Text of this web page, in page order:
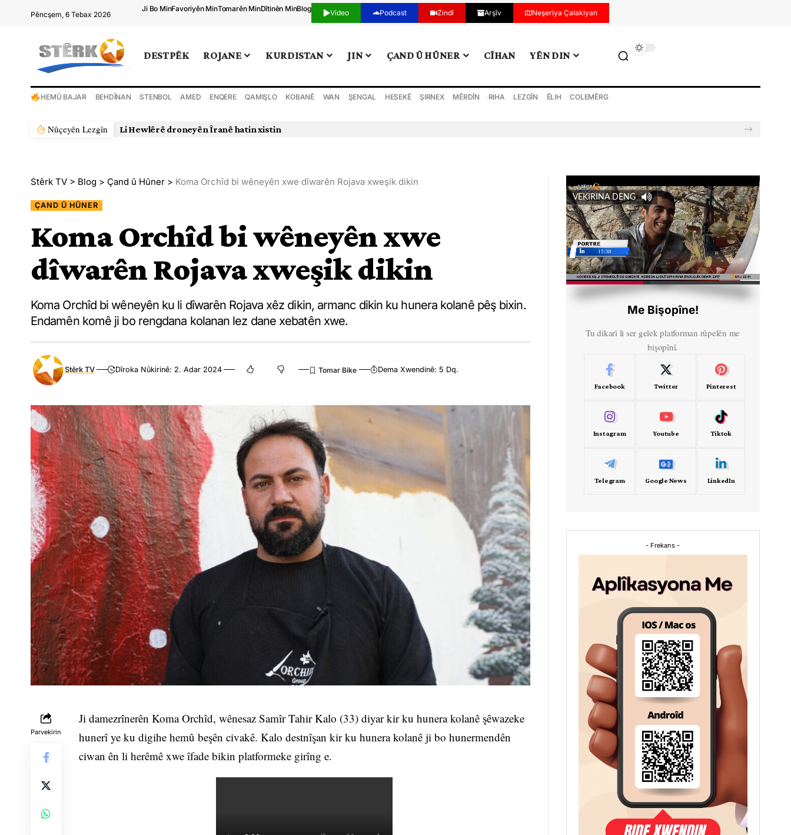
Pêncşem, 6 Tebax 2026
Ji Bo MinFavoriyên MinTomarên MinDîtinên MinBlog Video Podcast Zindî Arşîv Neşeriya Çalakiyan
DESTPÊK ROJANE KURDISTAN JIN ÇAND Û HÛNER CÎHAN YÊN DIN
HEMÛ BAJAR BEHDÎNAN STENBOL AMED ENQERE QAMIŞLO KOBANÊ WAN ŞENGAL HESEKÊ ŞIRNEX MÊRDÎN RIHA LEZGÎN ÊLIH COLEMÊRG
Nûçeyên Lezgîn Rejîma Îranê xwepêşanderek din bi darve kir
Stêrk TV > Blog > Çand û Hûner > Koma Orchîd bi wêneyên xwe dîwarên Rojava xweşik dikin
ÇAND Û HÛNER
Koma Orchîd bi wêneyên xwe
dîwarên Rojava xweşik dikin
Koma Orchîd bi wêneyên ku li dîwarên Rojava xêz dikin, armanc dikin ku hunera kolanê pêş bixin.
Endamên komê ji bo rengdana kolanan lez dane xebatên xwe.
Stêrk TV Dîroka Nûkirinê: 2. Adar 2024 Dema Xwendinê: 5 Dq.
Parvekirin
Ji damezrînerên Koma Orchîd, wênesaz Samîr Tahir Kalo (33) diyar kir ku hunera kolanê şêwazeke
hunerî ye ku digihe hemû beşên civakê. Kalo destnîşan kir ku hunera kolanê ji bo hunermendên
ciwan ên li herêmê xwe îfade bikin platformeke girîng e.
VEKIRINA DENG
Me Bişopîne!
Tu dikarî li ser gelek platforman rûpelên me
bişopînî.
Facebook Twitter Pinterest
Instagram Youtube Tiktok
Telegram Google News LinkedIn
- Frekans -